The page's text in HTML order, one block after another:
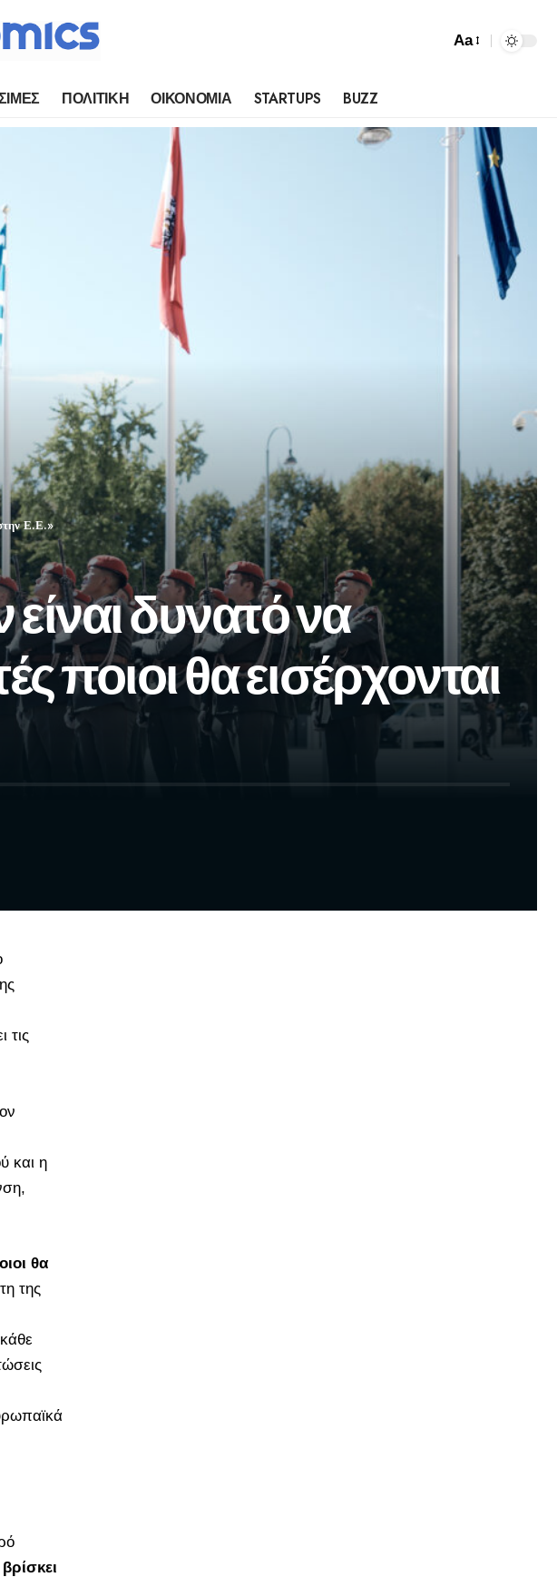
Aa
ΠΟΛΙΤΙΚΗ ΟΙΚΟΝΟΜΙΑ STARTUPS BUZZ
Ε.Ε.»
δυνατό να
ποιοι θα εισέρχονται
τις
και η
θα
της